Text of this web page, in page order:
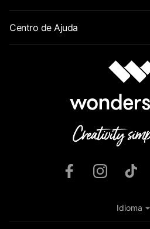
Centro de Ajuda
Idioma